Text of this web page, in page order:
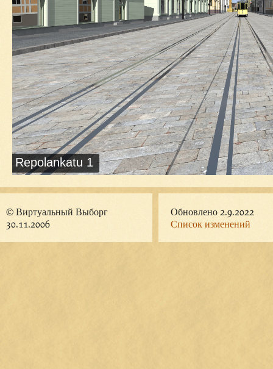
Repolankatu 1
© Виртуальный Выборг
30.11.2006
Обновлено 2.9.2022
Список изменений